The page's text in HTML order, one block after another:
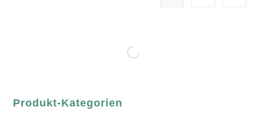
Produkt-Kategorien